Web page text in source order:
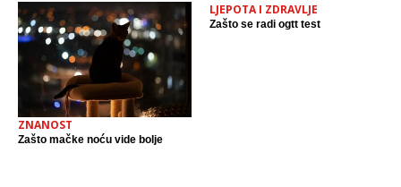
ZNANOST
Zašto mačke noću vide bolje
LJEPOTA I ZDRAVLJE
Zašto se radi ogtt test